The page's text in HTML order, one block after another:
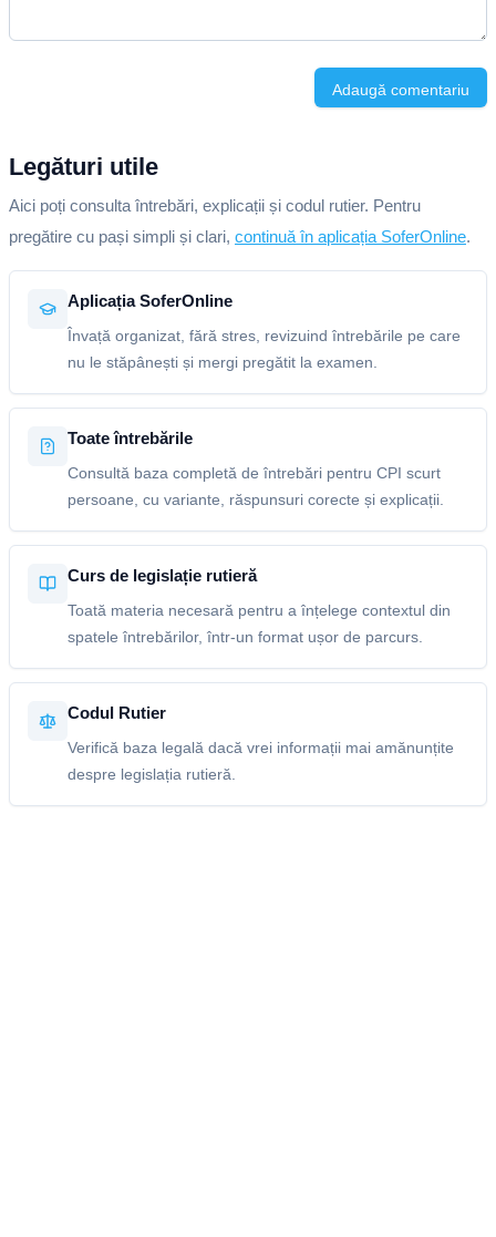
Adaugă comentariu
Legături utile
Aici poți consulta întrebări, explicații și codul rutier. Pentru
pregătire cu pași simpli și clari, continuă în aplicația SoferOnline.
Aplicația SoferOnline
Învață organizat, fără stres, revizuind întrebările pe care
nu le stăpânești și mergi pregătit la examen.
Toate întrebările
Consultă baza completă de întrebări pentru CPI scurt
persoane, cu variante, răspunsuri corecte și explicații.
Curs de legislație rutieră
Toată materia necesară pentru a înțelege contextul din
spatele întrebărilor, într-un format ușor de parcurs.
Codul Rutier
Verifică baza legală dacă vrei informații mai amănunțite
despre legislația rutieră.